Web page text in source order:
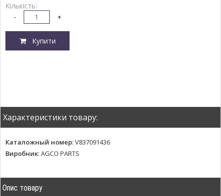
Кількість:
- +
Купити
Характеристики товару:
Каталожный номер: V837091436
Виробник: AGCO PARTS
Опис товару